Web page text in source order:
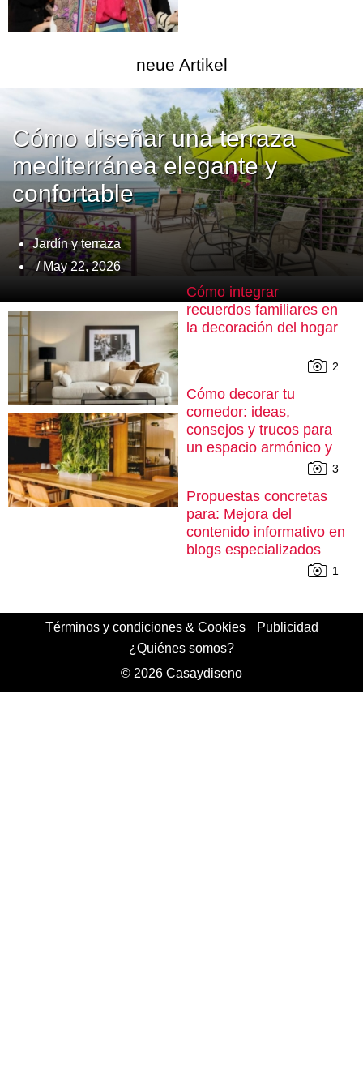
neue Artikel
Cómo diseñar una terraza
mediterránea elegante y
confortable
Jardín y terraza
/ May 22, 2026
Cómo integrar
recuerdos familiares en
la decoración del hogar
2
Cómo decorar tu
comedor: ideas,
consejos y trucos para
un espacio armónico y
3
Propuestas concretas
para: Mejora del
contenido informativo en
blogs especializados
1
Términos y condiciones & Cookies
Publicidad
¿Quiénes somos?
© 2026 Casaydiseno